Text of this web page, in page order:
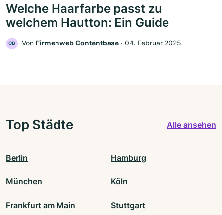
Welche Haarfarbe passt zu
welchem Hautton: Ein Guide
CB Von Firmenweb Contentbase ‧ 04. Februar 2025
Top Städte Alle ansehen
Berlin Hamburg
München Köln
Frankfurt am Main Stuttgart